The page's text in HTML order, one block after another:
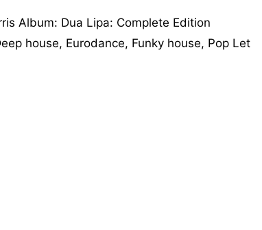
Album: Dua Lipa: Complete Edition
house, Eurodance, Funky house, Pop Let